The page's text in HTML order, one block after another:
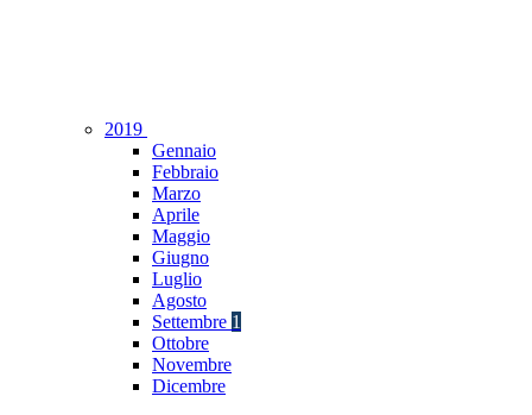
2019
Gennaio
Febbraio
Marzo
Aprile
Maggio
Giugno
Luglio
Agosto
Settembre 1
Ottobre
Novembre
Dicembre